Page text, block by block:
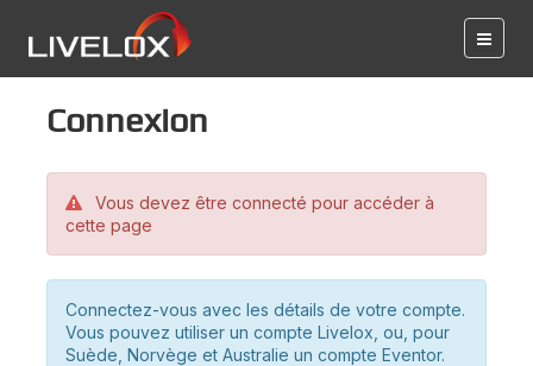
Connexion
Vous devez être connecté pour accéder à
cette page
Connectez-vous avec les détails de votre compte.
Vous pouvez utiliser un compte Livelox, ou, pour
Suède, Norvège et Australie un compte Eventor.